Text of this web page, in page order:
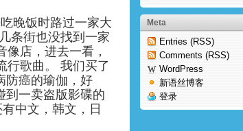
晚饭时路过一家大
条街也没找到一家
店，进去一看，
行歌曲。 我们买了
防癌的瑜伽，好
到一卖盗版影碟的
中文，韩文，日
Meta
Entries (RSS)
Comments (RSS)
WordPress
新语丝博客
登录